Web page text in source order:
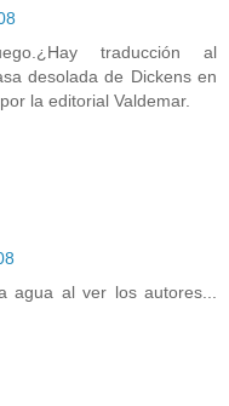
traducción al
desolada de Dickens en
la editorial Valdemar.
agua al ver los autores...